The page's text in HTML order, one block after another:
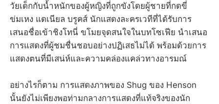
วัยเด็กกับน้ำหนักของผู้หญิงที่ถูกขังโดยผู้ชายที่กดขี่
ข่มเหง แดเนียล บรูคส์ นักแสดงละครเวทีที่ได้รับการ
เสนอชื่อเข้าชิงโทนี่ ขโมยจุดสนใจในบทโซเฟีย นำเสนอ
การแสดงที่ผู้ชมชื่นชอบอย่างปฏิเสธไม่ได้ พร้อมด้วยการ
แสดงตนที่มีเสน่ห์และความคล่องแคล่วทางอารมณ์
อย่างไรก็ตาม การแสดงภาพของ Shug ของ Henson
นั้นยังไม่เพียงพอท่ามกลางการแสดงที่แท้จริงของนัก